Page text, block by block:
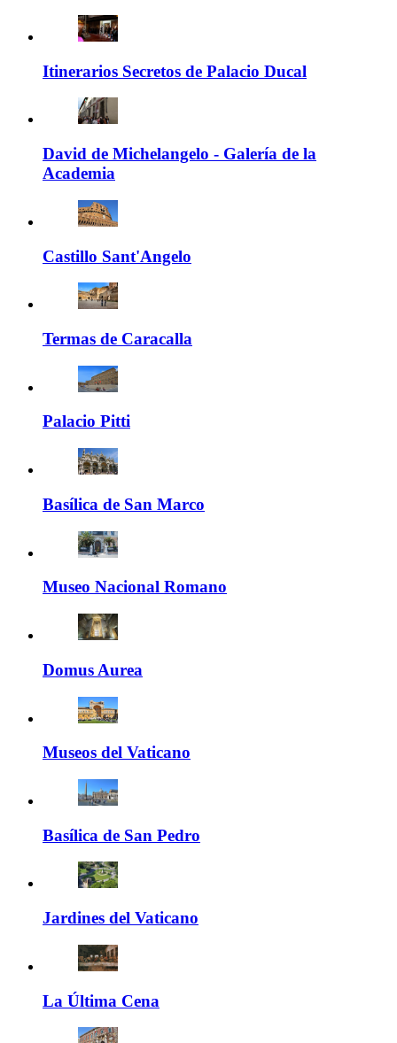
Itinerarios Secretos de Palacio Ducal
David de Michelangelo - Galería de la
Academia
Castillo Sant'Angelo
Termas de Caracalla
Palacio Pitti
Basílica de San Marco
Museo Nacional Romano
Domus Aurea
Museos del Vaticano
Basílica de San Pedro
Jardines del Vaticano
La Última Cena